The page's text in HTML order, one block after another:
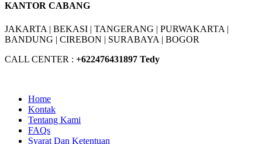
KANTOR CABANG
JAKARTA | BEKASI | TANGERANG | PURWAKARTA |
BANDUNG | CIREBON | SURABAYA | BOGOR
CALL CENTER : +622476431897 Tedy
Home
Kontak
Tentang Kami
FAQs
Syarat Dan Ketentuan